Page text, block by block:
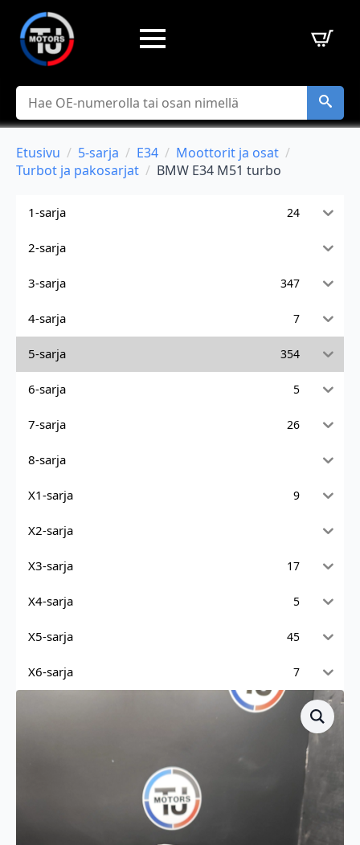
Hae
Etusivu 5-sarja E34
Moottorit ja osat
Turbot ja pakosarjat
BMW E34 M51 turbo
1-sarja 24
2-sarja
3-sarja 347
4-sarja 7
5-sarja 354
6-sarja 5
7-sarja 26
8-sarja
X1-sarja 9
X2-sarja
X3-sarja 17
X4-sarja 5
X5-sarja 45
X6-sarja 7